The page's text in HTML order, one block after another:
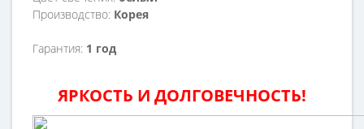
Производство: Корея
Гарантия: 1 год
ЯРКОСТЬ И ДОЛГОВЕЧНОСТЬ!